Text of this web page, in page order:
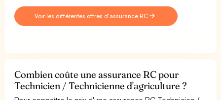
Voir les différentes offres d'assurance RC
Combien coûte une assurance RC pour
Technicien / Technicienne d'agriculture ?